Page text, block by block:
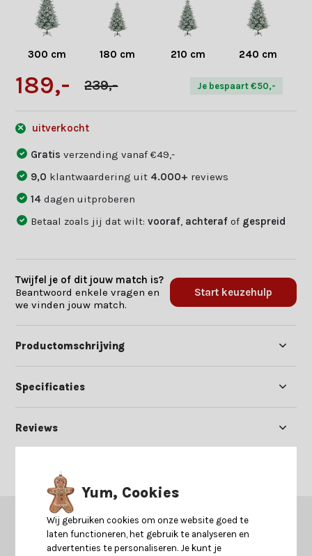
300 cm 180 cm 210 cm 240 cm
189,- 239,- Je bespaart €50,-
uitverkocht
Gratisverzending vanaf €49,-
9,0 klantwaardering uit 4.000+ reviews
14dagen uitproberen
Betaal zoals jij dat wilt:vooraf achteraf of gespreid
Twijfel je of dit jouw match is?
Beantwoord enkele vragen en
we vinden jouw match.
Start keuzehulp
Productomschrijving
Specificaties
Reviews
GERELATEERDE PRODUCTEN
Misschien is dit ook iets voor je?
Yum, Cookies
Wij gebruiken cookies om onze website goed te
laten functioneren, het gebruik te analyseren en
advertenties te personaliseren. Je kunt je